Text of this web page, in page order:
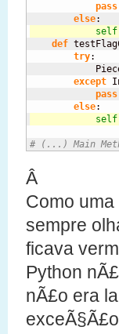
pass
else
self
def
try:
except
pass
else
self
# (...) Main
Â
Como
sempre
ficava
Python
nÃ£o era